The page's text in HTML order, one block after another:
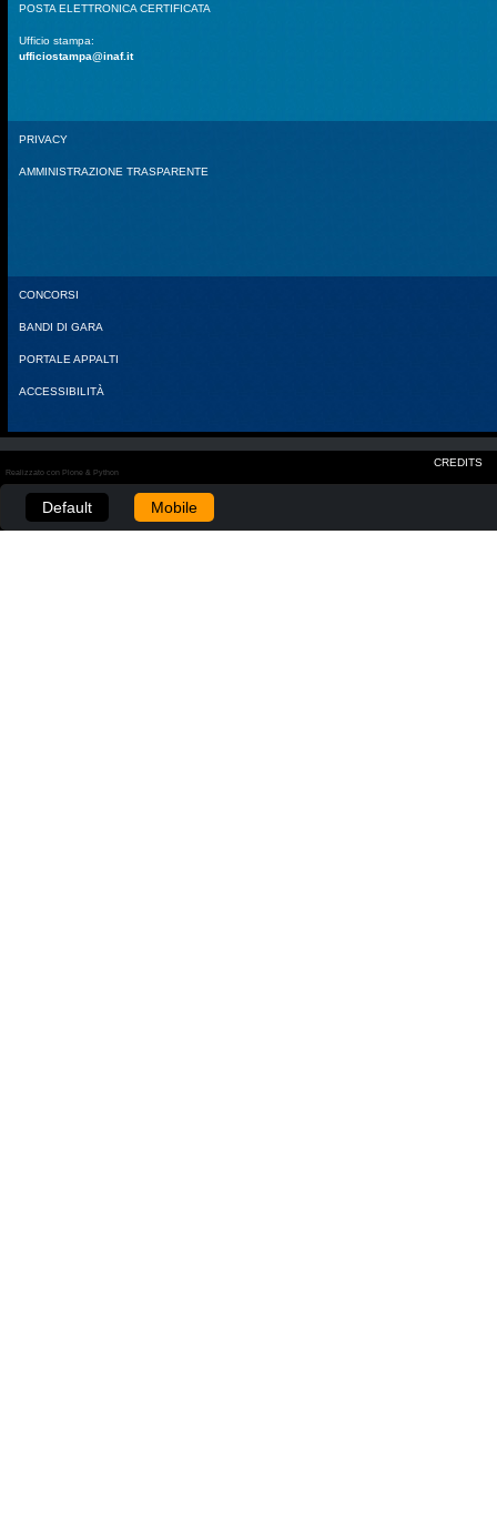
POSTA ELETTRONICA CERTIFICATA
Ufficio stampa:
ufficiostampa@inaf.it
PRIVACY
AMMINISTRAZIONE TRASPARENTE
CONCORSI
BANDI DI GARA
PORTALE APPALTI
ACCESSIBILITÀ
CREDITS
Realizzato con Plone & Python
Default Mobile